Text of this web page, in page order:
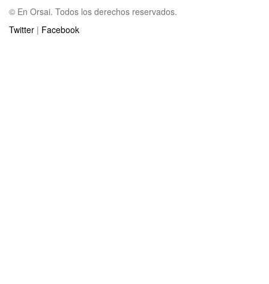
© En Orsai. Todos los derechos reservados.
Twitter | Facebook